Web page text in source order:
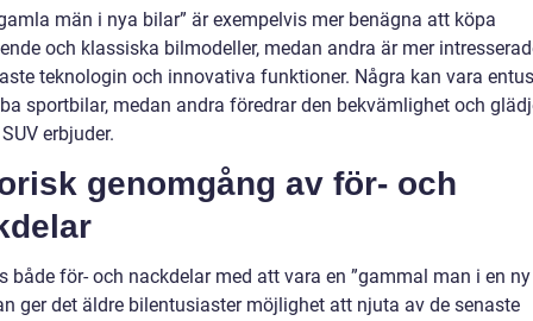
män i nya bilar” är exempelvis mer benägna att köpa
och klassiska bilmodeller, medan andra är mer
teknologin och innovativa funktioner. Några kan vara
sportbilar, medan andra föredrar den bekvämlighet och
erbjuder.
genomgång av för- och
både för- och nackdelar med att vara en ”gammal man i en ny
ger det äldre bilentusiaster möjlighet att njuta av de senaste